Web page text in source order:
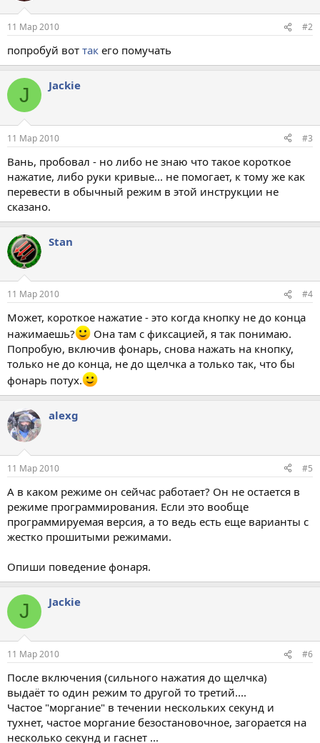
11 Мар 2010 #2
попробуй вот так его помучать
J Jackie
11 Мар 2010 #3
Вань, пробовал - но либо не знаю что такое короткое
нажатие, либо руки кривые... не помогает, к тому же как
перевести в обычный режим в этой инструкции не
сказано.
Stan
11 Мар 2010 #4
Может, короткое нажатие - это когда кнопку не до конца
нажимаешь?
Она там с фиксацией, я так понимаю.
Попробую, включив фонарь, снова нажать на кнопку,
только не до конца, не до щелчка а только так, что бы
фонарь потух.
alexg
11 Мар 2010 #5
А в каком режиме он сейчас работает? Он не остается в
режиме программирования. Если это вообще
программируемая версия, а то ведь есть еще варианты с
жестко прошитыми режимами.
Опиши поведение фонаря.
J Jackie
11 Мар 2010 #6
После включения (сильного нажатия до щелчка)
выдаёт то один режим то другой то третий....
Частое "моргание" в течении нескольких секунд и
тухнет, частое моргание безостановочное, загорается на
несколько секунд и гаснет ...